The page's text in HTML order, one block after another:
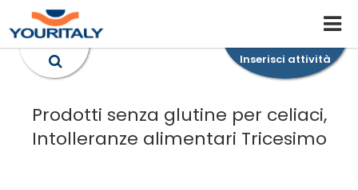
Inserisci attività
Prodotti senza glutine per celiaci,
Intolleranze alimentari Tricesimo